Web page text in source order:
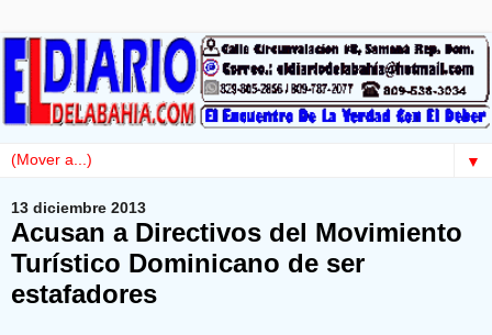
▼
13 diciembre 2013
Acusan a Directivos del Movimiento
Turístico Dominicano de ser
estafadores